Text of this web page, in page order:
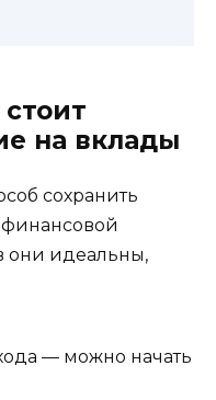
на вклады
сохранить
они идеальны,
— можно начать